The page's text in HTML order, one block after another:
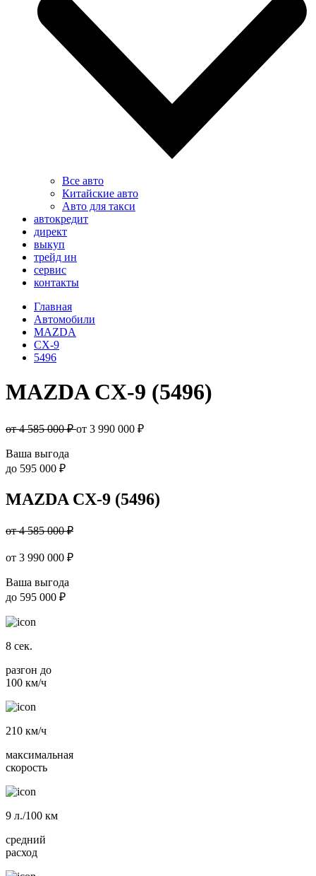
Все авто
Китайские авто
Авто для такси
автокредит
директ
выкуп
трейд ин
сервис
контакты
Главная
Автомобили
MAZDA
CX-9
5496
MAZDA CX-9 (5496)
от 4 585 000 ₽от 3 990 000 ₽
Ваша выгода
до 595 000 ₽
MAZDA CX-9 (5496)
от 4 585 000 ₽
от 3 990 000 ₽
Ваша выгода
до 595 000 ₽
8 сек.
разгон до
100 км/ч
210 км/ч
максимальная
скорость
9 л./100 км
средний
расход